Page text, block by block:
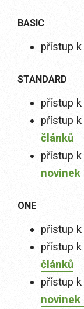
BASIC
přístup k
STANDARD
přístup k
přístup k
článků
přístup
novinek
ONE
přístup k
přístup k
článků
přístup
novinek